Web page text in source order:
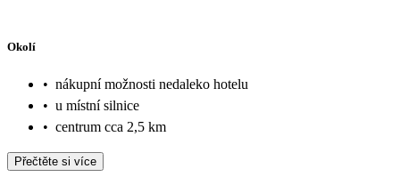
Okolí
• nákupní možnosti nedaleko hotelu
• u místní silnice
• centrum cca 2,5 km
Přečtěte si více